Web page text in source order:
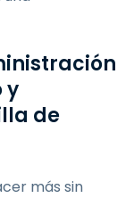
y
de
más sin